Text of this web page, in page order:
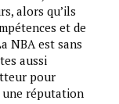
alors qu’ils
et de
NBA est sans
aussi
pour
une réputation